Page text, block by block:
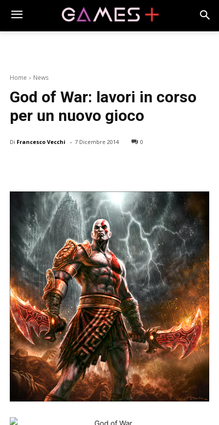
Home News
God of War: lavori in corso
per un nuovo gioco
Di Francesco Vecchi - 7 Dicembre 2014 0